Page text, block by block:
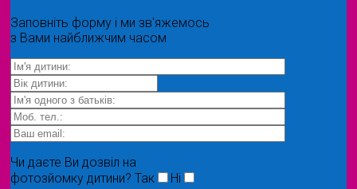
Заповніть форму і ми зв'яжемось
з Вами найближчим часом
Чи даєте Ви дозвіл на
фотозйомку дитини? Так Ні